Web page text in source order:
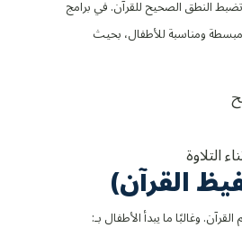
النطق الصحيح للقرآن. في برامج
مبسطة ومناسبة للأطفال، بحيث
التلاوة
وغالبًا ما يبدأ الأطفال بـ: